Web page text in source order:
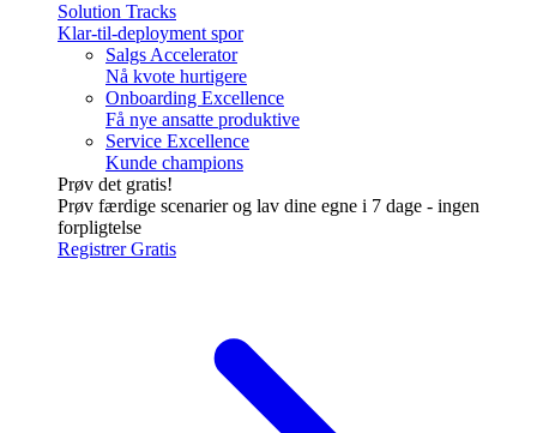
Solution Tracks
Klar-til-deployment spor
Salgs Accelerator
Nå kvote hurtigere
Onboarding Excellence
Få nye ansatte produktive
Service Excellence
Kunde champions
Prøv det gratis!
Prøv færdige scenarier og lav dine egne i 7 dage - ingen
forpligtelse
Registrer Gratis